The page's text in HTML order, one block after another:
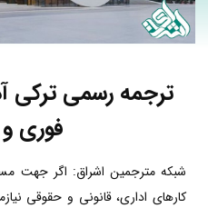
ترجمه رسمی ترکی
فوری و
شبکه مترجمین اشراق: اگر جهت
کارهای اداری، قانونی و حقوقی